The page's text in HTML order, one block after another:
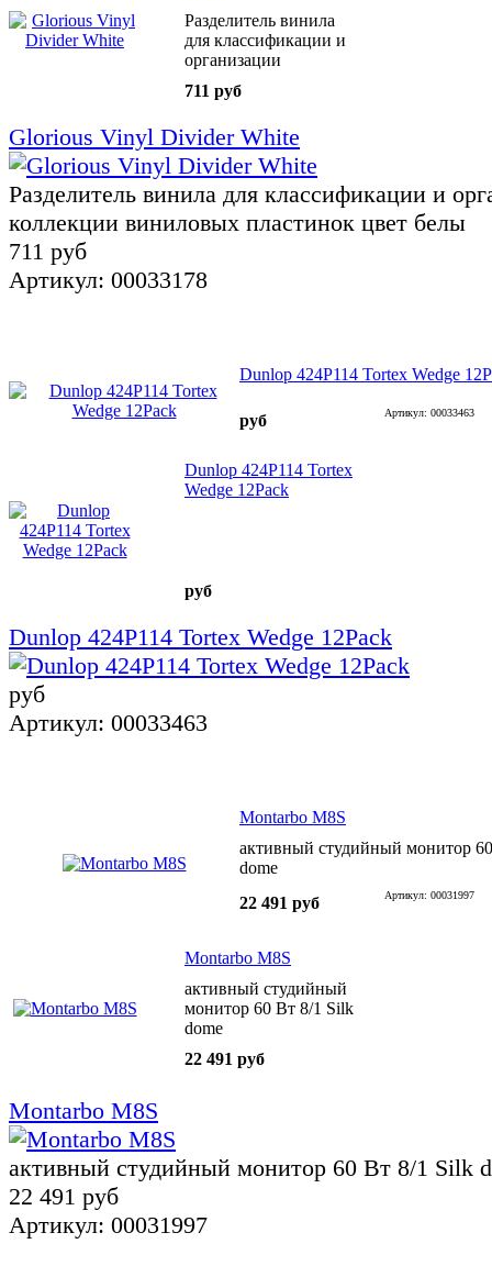
Разделитель винила
для классификации и
организации
виниловых пластинок
711 руб
Glorious Vinyl Divider White
Разделитель винила для классификации и
коллекции виниловых пластинок цвет белы
711 руб
Артикул: 00033178
Dunlop 424P114 Tortex Wedge
руб Артикул: 00033463
Dunlop 424P114 Tortex
Wedge 12Pack
руб
Dunlop 424P114 Tortex Wedge 12Pack
руб
Артикул: 00033463
Montarbo M8S
активный студийный монитор
dome
22 491 руб
Артикул: 00031997
Montarbo M8S
активный студийный
монитор 60 Вт 8/1 Silk
dome
22 491 руб
Montarbo M8S
активный студийный монитор 60 Вт 8/1 Silk
22 491 руб
Артикул: 00031997